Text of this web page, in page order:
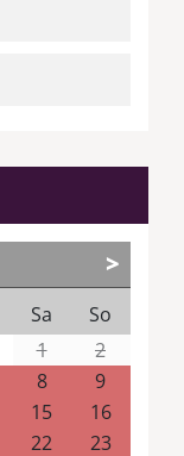
Sa
So
1
2
8
9
15
16
22
23
>